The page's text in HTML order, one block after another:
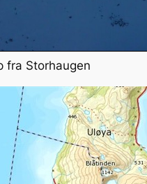
fra Storhaugen